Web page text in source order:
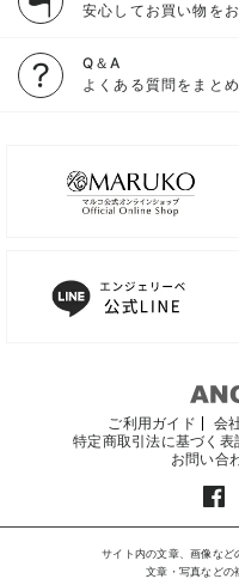
安心してお買い物を
Q＆A
よくある質問をまと
ご利用ガイド 会
特定商取引法に基づく表
お問い合
サイト内の文章、画像など
文章・写真などの